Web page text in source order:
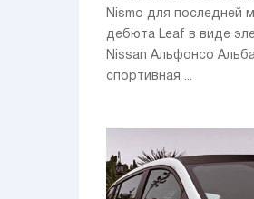
Nismo для последней
дебюта Leaf в виде
Nissan Альфонсо
спортивная ...